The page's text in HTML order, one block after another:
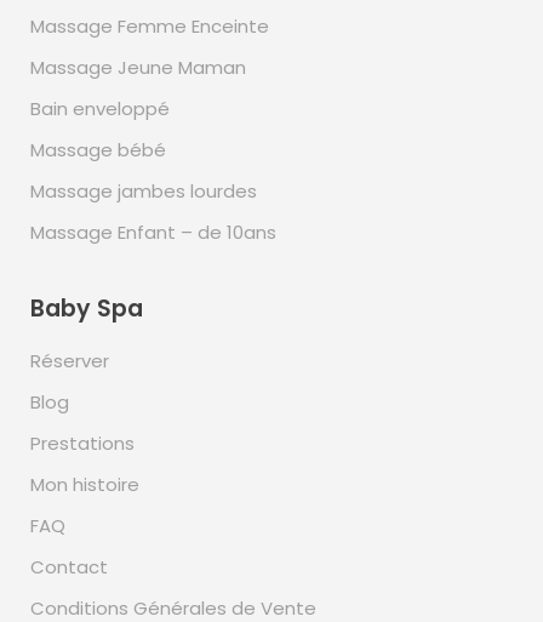
Massage Femme Enceinte
Massage Jeune Maman
Bain enveloppé
Massage bébé
Massage jambes lourdes
Massage Enfant – de 10ans
Baby Spa
Réserver
Blog
Prestations
Mon histoire
FAQ
Contact
Conditions Générales de Vente